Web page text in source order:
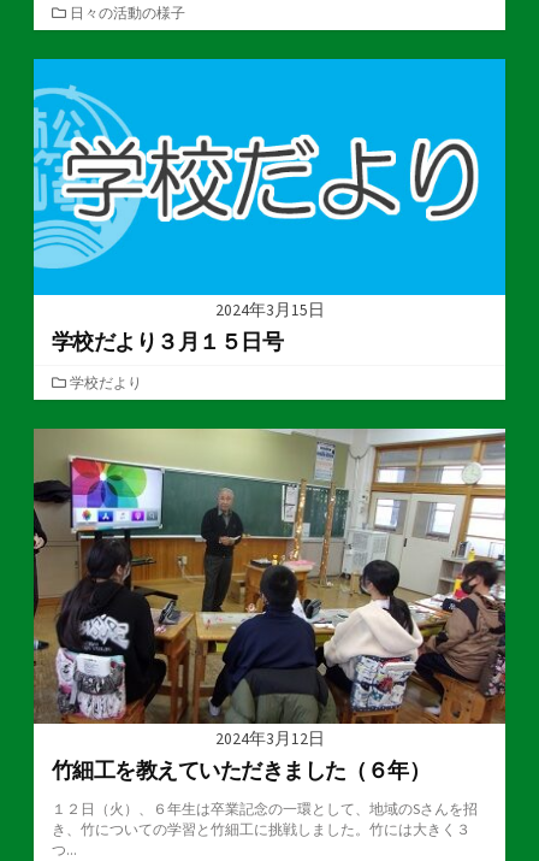
カ
テ
ゴ
リ
ー
日々の活動の様子
2024年3月15日
学校だより３月１５日号
カ
テ
ゴ
リ
ー
学校だより
2024年3月12日
竹細工を教えていただきました（６年）
１２日（火）、６年生は卒業記念の一環として、地域のSさんを招
き、竹についての学習と竹細工に挑戦しました。竹には大きく３
つ...